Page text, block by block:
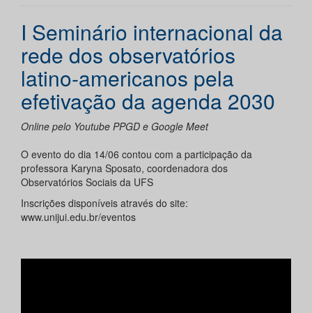
I Seminário internacional da
rede dos observatórios
latino-americanos pela
efetivação da agenda 2030
Online pelo Youtube PPGD e Google Meet
O evento do dia 14/06 contou com a participação da
professora Karyna Sposato, coordenadora dos
Observatórios Sociais da UFS
Inscrições disponíveis através do site:
www.unijui.edu.br/eventos